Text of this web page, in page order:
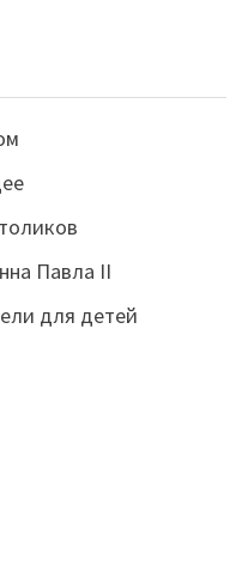
Павла II
для детей